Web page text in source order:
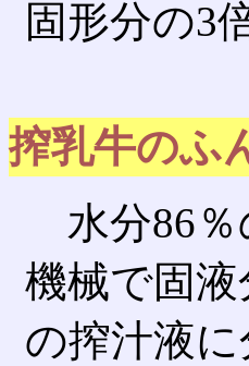
固形分の3
搾乳牛のふ
水分86％
機械で固
の搾汁液